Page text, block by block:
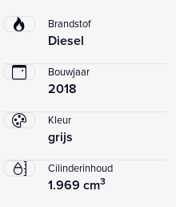
Brandstof
Diesel
Bouwjaar
2018
Kleur
grijs
Cilinderinhoud
1.969 cm3